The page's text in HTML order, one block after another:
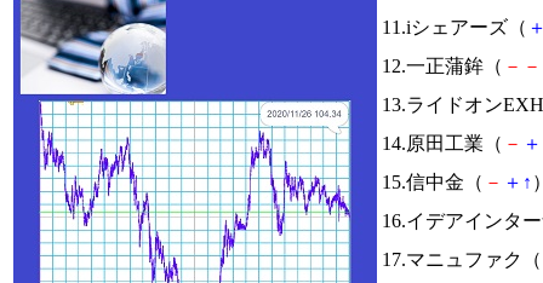
11.iシェアーズ（
12.一正蒲鉾（ － －
13.ライドオン
14.原田工業（ － ＋
15.信中金（ － ＋ ↑
16.イデアインタ
17.マニュファク（